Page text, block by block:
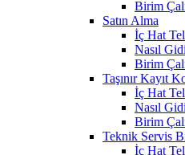
Birim
Satın Alma
İç Hat
Nasıl
Birim
Taşınır Kayıt
İç Hat
Nasıl
Birim
Teknik Servis
İç Hat